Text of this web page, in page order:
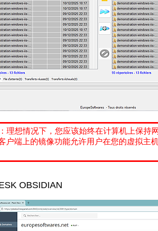
理想情况下，您应该始终在计算机上保持
户端上的镜像功能允许用户在您的虚拟主
OBSIDIAN